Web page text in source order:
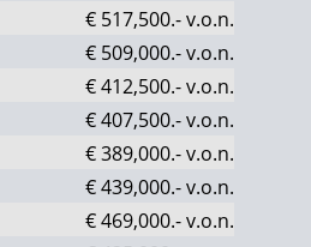
€ 517,500.-v.o.n.
€ 509,000.-v.o.n.
€ 412,500.-v.o.n.
€ 407,500.-v.o.n.
€ 389,000.-v.o.n.
€ 439,000.-v.o.n.
€ 469,000.-v.o.n.